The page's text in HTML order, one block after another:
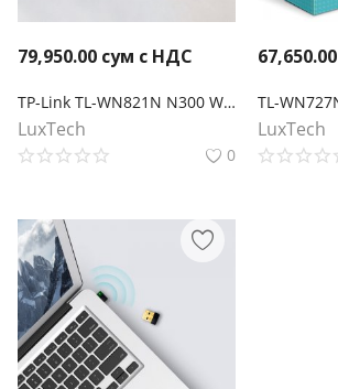
79,950.00 сум с НДС
TP-Link TL-WN821N N300 Wi-Fi USB-адаптер
LuxTech
0
67,650.00
LuxTech